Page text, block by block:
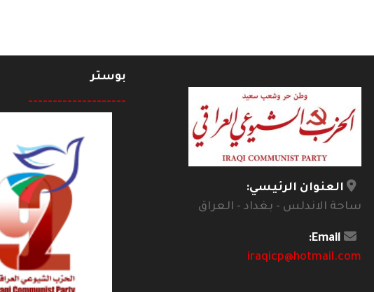
العنوان الرئيسي:
ساحة الاندلس - بغداد - العراق
Email:
iraqicp@hotmail.com
بوستر
--------------------